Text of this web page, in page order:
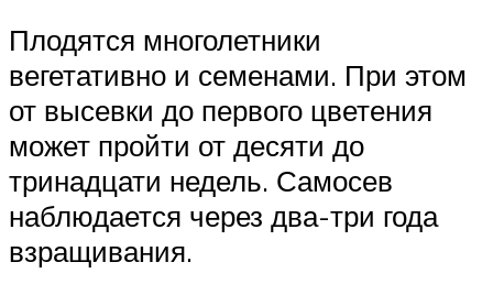
Плодятся многолетники
вегетативно и семенами. При этом
от высевки до первого цветения
может пройти от десяти до
тринадцати недель. Самосев
наблюдается через два-три года
взращивания.